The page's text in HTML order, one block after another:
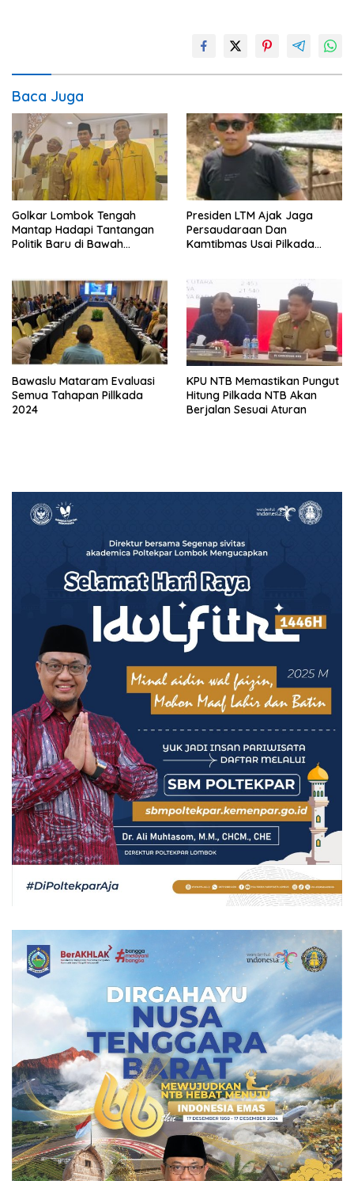
Baca Juga
Golkar Lombok Tengah
Mantap Hadapi Tantangan
Politik Baru di Bawah
Presiden LTM Ajak Jaga
Persaudaraan Dan
Kamtibmas Usai Pilkada
Bawaslu Mataram Evaluasi
Semua Tahapan Pillkada
2024
KPU NTB Memastikan Pungut
Hitung Pilkada NTB Akan
Berjalan Sesuai Aturan